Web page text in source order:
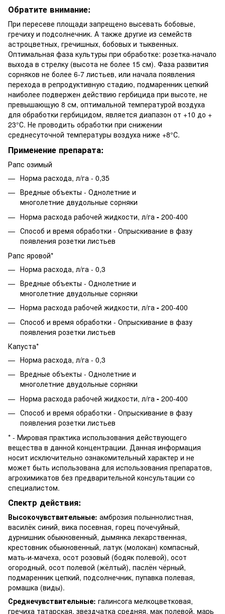
Обратите внимание:
При пересеве площади запрещено высевать бобовые,
гречиху и подсолнечник. А также другие из семейств
астроцветных, гречишных, бобовых и тыквенных.
Оптимальная фаза культуры при обработке: розетка-начало
выхода в стрелку (высота не более 15 см). Фаза развития
сорняков не более 6-7 листьев, или начала появления
перехода в репродуктивную стадию, подмаренник цепкий
наиболее подвержен действию гербицида при высоте, не
превышающую 8 см, оптимальной температурой воздуха
для обработки гербицидом, является диапазон от +10 до +
23°С. Не проводить обработки при снижении
среднесуточной температуры воздуха ниже +8°С.
Применение препарата:
Рапс озимый
Норма расхода, л/га - 0,35
Вредные объекты - Однолетние и
многолетние двудольные сорняки
Норма расхода рабочей жидкости, л/га - 200-400
Способ и время обработки - Опрыскивание в фазу
появления розетки листьев
Рапс яровой*
Норма расхода, л/га - 0,3
Вредные объекты - Однолетние и
многолетние двудольные сорняки
Норма расхода рабочей жидкости, л/га - 200-400
Способ и время обработки - Опрыскивание в фазу
появления розетки листьев
Капуста*
Норма расхода, л/га - 0,3
Вредные объекты - Однолетние и
многолетние двудольные сорняки
Норма расхода рабочей жидкости, л/га - 200-400
Способ и время обработки - Опрыскивание в фазу
появления розетки листьев
* - Мировая практика использования действующего
вещества в данной концентрации. Данная информация
носит исключительно ознакомительный характер и не
может быть использована для использования препаратов,
агрохимикатов без предварительной консультации со
специалистом.
Спектр действия:
Высокочувствительные: амброзия полыннолистная,
василёк синий, вика посевная, горец почечуйный,
дурнишник обыкновенный, дымянка лекарственная,
крестовник обыкновенный, латук (молокан) компасный,
мать-и-мачеха, осот розовый (бодяк полевой), осот
огородный, осот полевой (жёлтый), паслён чёрный,
подмаренник цепкий, подсолнечник, пупавка полевая,
ромашка (виды).
Среднечувствительные: галинсога мелкоцветковая,
гречиха татарская, звездчатка средняя, мак полевой, марь